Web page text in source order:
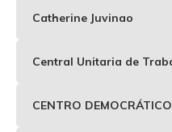
Catherine Juvinao
Central Unitaria de
CENTRO